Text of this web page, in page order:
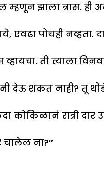
म्हणून झाला त्रास.
एवढा पोचही
ती त्याला
देऊ शकत नाही? तू
रात्री दार
ना?’’